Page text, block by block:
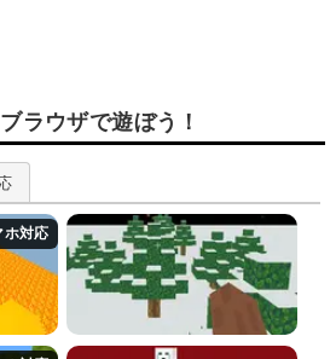
ラウザで遊ぼう！